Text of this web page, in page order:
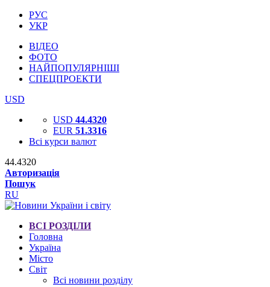
РУС
УКР
ВІДЕО
ФОТО
НАЙПОПУЛЯРНІШІ
СПЕЦПРОЕКТИ
USD
USD 44.4320
EUR 51.3316
Всі курси валют
44.4320
Авторизація
Пошук
RU
ВСІ РОЗДІЛИ
Головна
Україна
Місто
Світ
Всі новини розділу